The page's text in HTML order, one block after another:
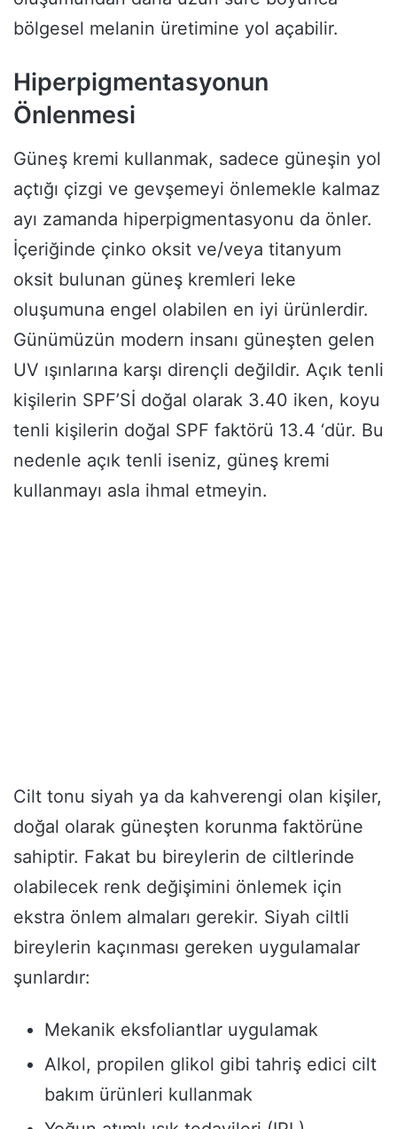
bölgesel melanin üretimine yol açabilir.
Hiperpigmentasyonun
Önlenmesi
Güneş kremi kullanmak, sadece güneşin yol
açtığı çizgi ve gevşemeyi önlemekle kalmaz
ayı zamanda hiperpigmentasyonu da önler.
İçeriğinde çinko oksit ve/veya titanyum
oksit bulunan güneş kremleri leke
oluşumuna engel olabilen en iyi ürünlerdir.
Günümüzün modern insanı güneşten gelen
UV ışınlarına karşı dirençli değildir. Açık tenli
kişilerin SPF’Sİ doğal olarak 3.40 iken, koyu
tenli kişilerin doğal SPF faktörü 13.4 ‘dür. Bu
nedenle açık tenli iseniz, güneş kremi
kullanmayı asla ihmal etmeyin.
Cilt tonu siyah ya da kahverengi olan kişiler,
doğal olarak güneşten korunma faktörüne
sahiptir. Fakat bu bireylerin de ciltlerinde
olabilecek renk değişimini önlemek için
ekstra önlem almaları gerekir. Siyah ciltli
bireylerin kaçınması gereken uygulamalar
şunlardır:
Mekanik eksfoliantlar uygulamak
Alkol, propilen glikol gibi tahriş edici cilt
bakım ürünleri kullanmak